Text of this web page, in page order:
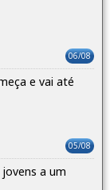
06/08
e vai até
05/08
a um